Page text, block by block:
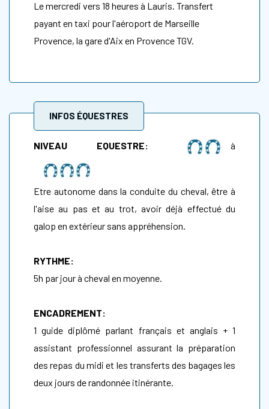
Le mercredi vers 18 heures à Lauris. Transfert
payant en taxi pourl'aéroport de Marseille
Provence, la gare d'Aix en Provence TGV.
INFOS ÉQUESTRES
NIVEAU EQUESTRE: à
Etre autonome dans la conduite du cheval, être à
l'aise au pas et au trot, avoir déjà effectué du
galop en extérieur sans appréhension.
RYTHME:
5h par jour à cheval en moyenne.
ENCADREMENT:
1 guide diplômé parlant français et anglais + 1
assistant professionnel assurant la préparation
des repas du midi et les transferts des bagages les
deux jours de randonnée itinérante.